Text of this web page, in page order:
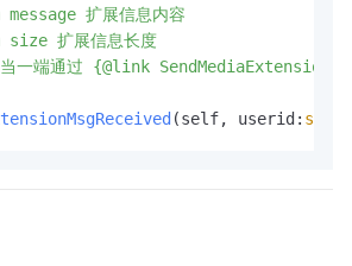
扩展信息内容
扩展信息长度
一端通过 {@link
(self, userid: str